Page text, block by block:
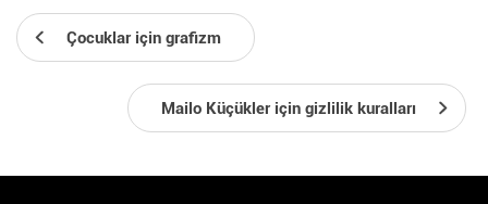
Çocuklar için grafizm
Mailo Küçükler için gizlilik kuralları